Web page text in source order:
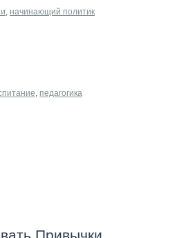
, начинающий политик
, педагогика